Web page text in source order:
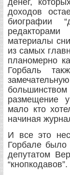
денег,
доходов
биографии
материалы
из самых
планомерно
Горбаль
размещение
мало кто
начиная
И все это
Горбале
депутатом
“кнопкодавов”.